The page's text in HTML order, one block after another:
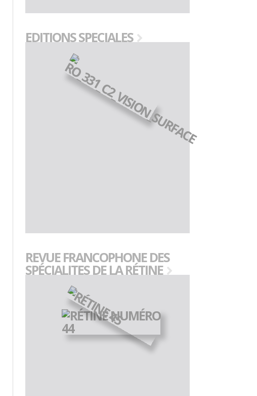
EDITIONS SPECIALES
REVUE FRANCOPHONE DES
SPÉCIALITES DE LA RÉTINE